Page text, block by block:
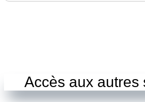
Accès aux autres